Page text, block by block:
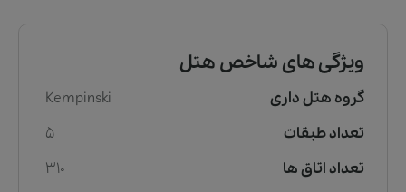
ویژگی های شاخص هتل
گروه هتل داری
Kempinski
تعداد طبقات
5
تعداد اتاق ها
310